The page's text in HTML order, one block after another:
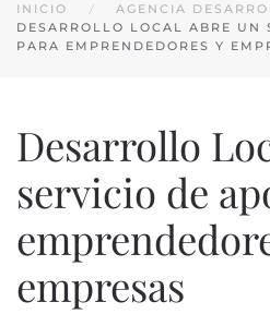
INICIO
AGENCIA
DESARROLLO LOCAL ABRE UN
PARA EMPRENDEDORES Y
Desarrollo
servicio de
empresas